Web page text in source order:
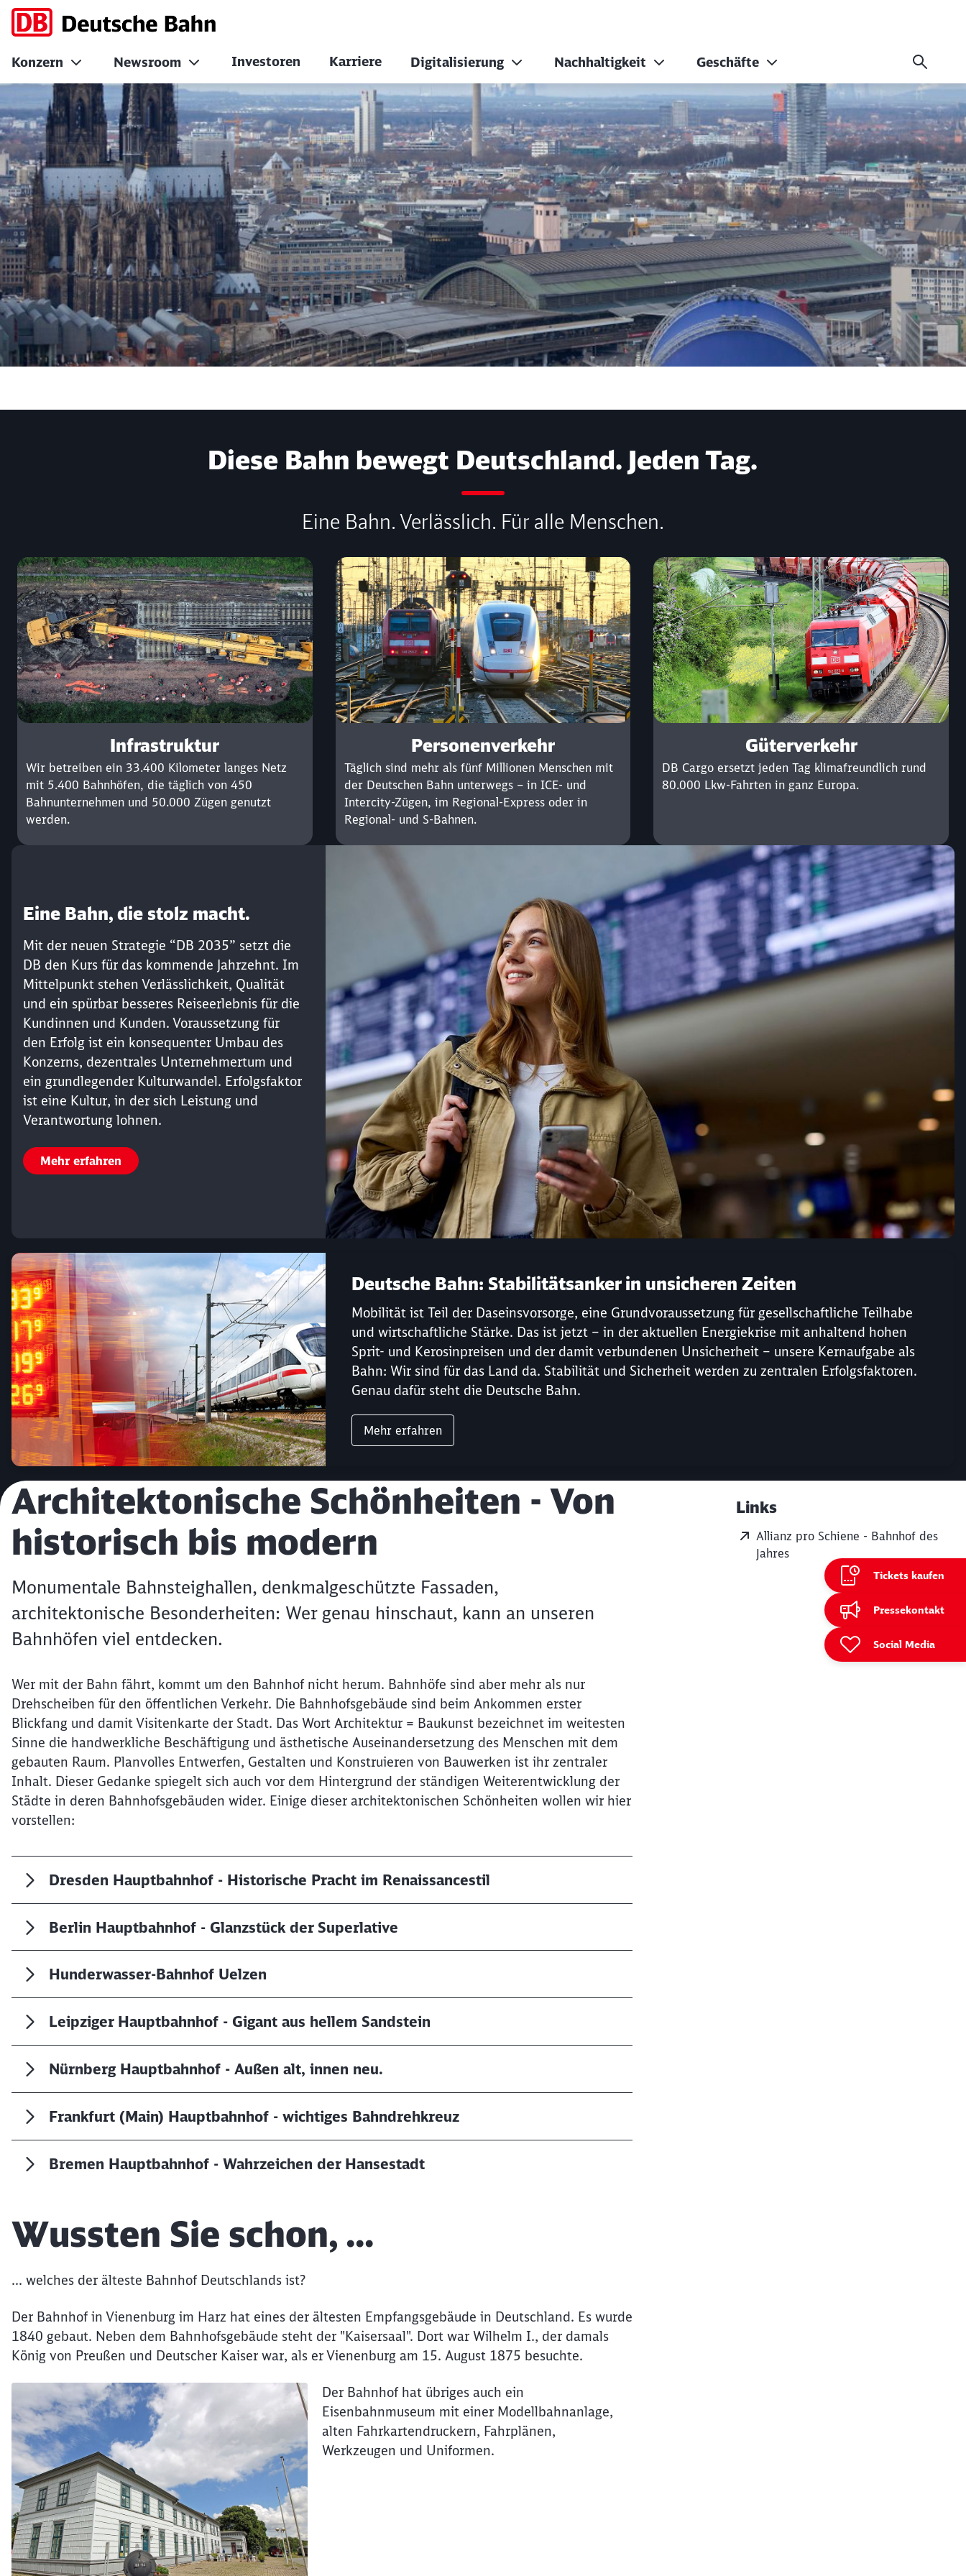
Architektonische Schönheiten - Von historisch bis
Konzern Newsroom Investoren Karriere Digitalisierung Nachhaltigkeit Geschäfte
Tickets kaufen
Pressekontakt
Social Media
Diese Bahn bewegt Deutschland. Jeden Tag.
Eine Bahn. Verlässlich. Für alle Menschen.
Infrastruktur
Wir betreiben ein 33.400 Kilometer langes Netz
mit 5.400 Bahnhöfen, die täglich von 450
Bahnunternehmen und 50.000 Zügen genutzt
werden.
Personenverkehr
Täglich sind mehr als fünf Millionen Menschen mit
der Deutschen Bahn unterwegs – in ICE- und
Intercity-Zügen, im Regional-Express oder in
Regional- und S-Bahnen.
Güterverkehr
DB Cargo ersetzt jeden Tag klimafreundlich rund
80.000 Lkw-Fahrten in ganz Europa.
Eine Bahn, die stolz macht.
Mit der neuen Strategie “DB 2035” setzt die
DB den Kurs für das kommende Jahrzehnt. Im
Mittelpunkt stehen Verlässlichkeit, Qualität
und ein spürbar besseres Reiseerlebnis für die
Kundinnen und Kunden. Voraussetzung für
den Erfolg ist ein konsequenter Umbau des
Konzerns, dezentrales Unternehmertum und
ein grundlegender Kulturwandel. Erfolgsfaktor
ist eine Kultur, in der sich Leistung und
Verantwortung lohnen.
Mehr erfahren
Deutsche Bahn: Stabilitätsanker in unsicheren Zeiten
Mobilität ist Teil der Daseinsvorsorge, eine Grundvoraussetzung für gesellschaftliche Teilhabe
und wirtschaftliche Stärke. Das ist jetzt – in der aktuellen Energiekrise mit anhaltend hohen
Sprit- und Kerosinpreisen und der damit verbundenen Unsicherheit – unsere Kernaufgabe als
Bahn: Wir sind für das Land da. Stabilität und Sicherheit werden zu zentralen Erfolgsfaktoren.
Genau dafür steht die Deutsche Bahn.
Mehr erfahren
Artikel:
Architektonische Schönheiten - Von
historisch bis modern
Monumentale Bahnsteighallen, denkmalgeschützte Fassaden,
architektonische Besonderheiten: Wer genau hinschaut, kann an unseren
Bahnhöfen viel entdecken.
Wer mit der Bahn fährt, kommt um den Bahnhof nicht herum. Bahnhöfe sind aber mehr als nur
Drehscheiben für den öffentlichen Verkehr. Die Bahnhofsgebäude sind beim Ankommen erster
Blickfang und damit Visitenkarte der Stadt. Das Wort Architektur = Baukunst bezeichnet im weitesten
Sinne die handwerkliche Beschäftigung und ästhetische Auseinandersetzung des Menschen mit dem
gebauten Raum. Planvolles Entwerfen, Gestalten und Konstruieren von Bauwerken ist ihr zentraler
Inhalt. Dieser Gedanke spiegelt sich auch vor dem Hintergrund der ständigen Weiterentwicklung der
Städte in deren Bahnhofsgebäuden wider. Einige dieser architektonischen Schönheiten wollen wir hier
vorstellen:
Dresden Hauptbahnhof - Historische Pracht im Renaissancestil
Berlin Hauptbahnhof - Glanzstück der Superlative
Hunderwasser-Bahnhof Uelzen
Leipziger Hauptbahnhof - Gigant aus hellem Sandstein
Nürnberg Hauptbahnhof - Außen alt, innen neu.
Frankfurt (Main) Hauptbahnhof - wichtiges Bahndrehkreuz
Bremen Hauptbahnhof - Wahrzeichen der Hansestadt
Wussten Sie schon, ...
... welches der älteste Bahnhof Deutschlands ist?
Der Bahnhof in Vienenburg im Harz hat eines der ältesten Empfangsgebäude in Deutschland. Es wurde
1840 gebaut. Neben dem Bahnhofsgebäude steht der "Kaisersaal". Dort war Wilhelm I., der damals
König von Preußen und Deutscher Kaiser war, als er Vienenburg am 15. August 1875 besuchte.
Der Bahnhof hat übriges auch ein
Eisenbahnmuseum mit einer Modellbahnanlage,
alten Fahrkartendruckern, Fahrplänen,
Werkzeugen und Uniformen.
Weiterführende
Links
Allianz pro Schiene - Bahnhof des
Jahres
Möchten Sie zuweitergeleitet werden?